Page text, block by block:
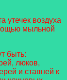
утечек воздуха
мыльной
быть:
люков,
и ставней к